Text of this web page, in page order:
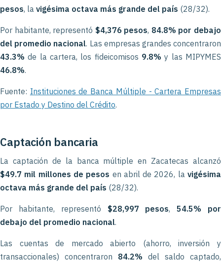
pesos, la vigésima octava más grande del país (28/32).
Por habitante, representó $4,376 pesos, 84.8% por debajo
del promedio nacional. Las empresas grandes concentraron
43.3% de la cartera, los fideicomisos 9.8% y las MIPYMES
46.8%.
Fuente: Instituciones de Banca Múltiple - Cartera Empresas
por Estado y Destino del Crédito.
Captación bancaria
La captación de la banca múltiple en Zacatecas alcanzó
$49.7 mil millones de pesos en abril de 2026, lavigésima
octava más grande del país (28/32).
Por habitante, representó $28,997 pesos,54.5% por
debajo del promedio nacional.
Las cuentas de mercado abierto (ahorro, inversión y
transaccionales) concentraron 84.2% del saldo captado,